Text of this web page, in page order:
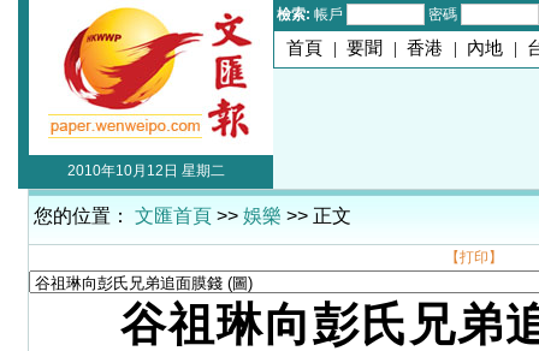
檢索: 帳戶 密碼
首頁 | 要聞 | 香港 | 內地 |
2010年10月12日 星期二
您的位置： 文匯首頁 >> 娛樂 >> 正文
【打印】
谷祖琳向彭氏兄弟